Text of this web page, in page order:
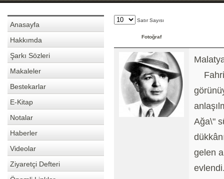
Anasayfa
Hakkımda
Şarkı Sözleri
Makaleler
Bestekarlar
E-Kitap
Notalar
Haberler
Videolar
Ziyaretçi Defteri
Satır Sayısı
Fotoğraf
Fahri
Ağa\"
gelen